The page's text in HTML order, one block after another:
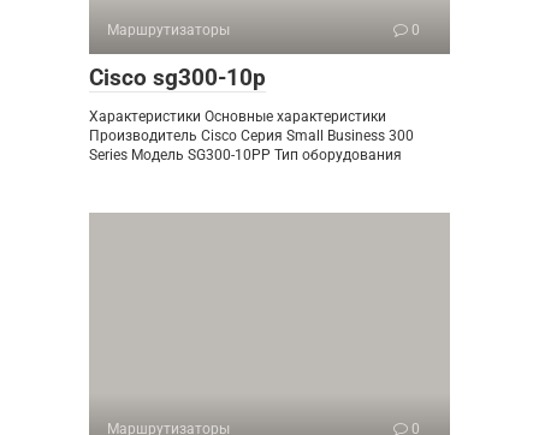
Маршрутизаторы 0
Cisco sg300-10p
Характеристики Основные характеристики
Производитель Cisco Серия Small Business 300
Series Модель SG300-10PP Тип оборудования
Маршрутизаторы 0